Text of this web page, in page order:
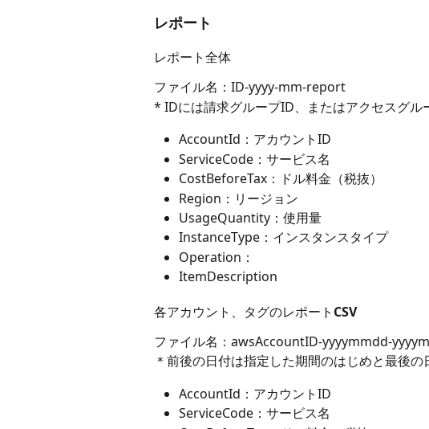
レポート
レポート全体
ファイル名：ID-yyyy-mm-report
* IDには請求グループID、またはアクセスグル
AccountId：アカウントID
ServiceCode：サービス名
CostBeforeTax：ドル料金（税抜）
Region：リージョン
UsageQuantity：使用量
InstanceType：インスタンスタイプ
Operation：
ItemDescription
各アカウント、タグのレポートCSV
ファイル名：awsAccountID-yyyymmdd-
＊前後の日付は指定した期間のはじめと最後の
AccountId：アカウントID
ServiceCode：サービス名